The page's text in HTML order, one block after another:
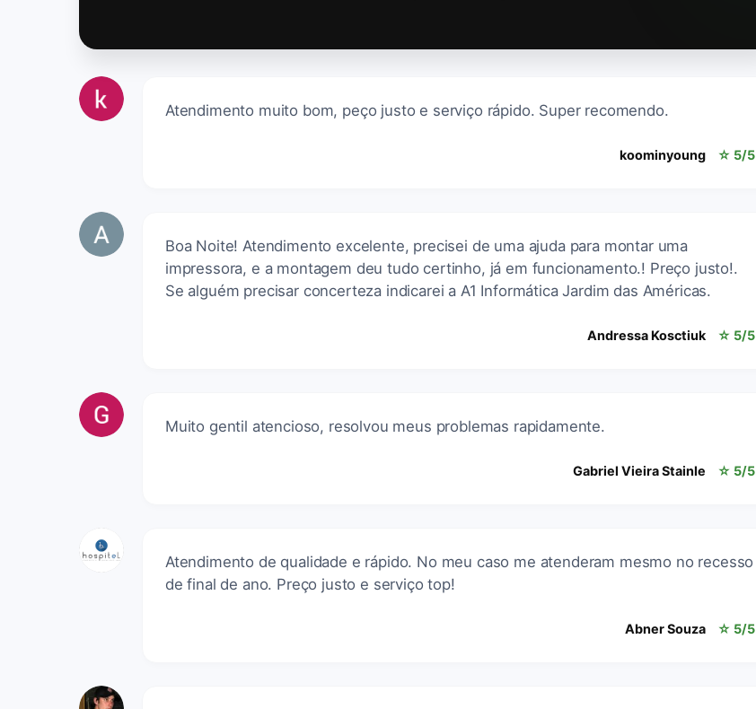
Atendimento muito bom, peço justo e serviço rápido. Super recomendo.
koominyoung ☆ 5/5
Boa Noite! Atendimento excelente, precisei de uma ajuda para montar uma
impressora, e a montagem deu tudo certinho, já em funcionamento.! Preço justo!.
Se alguém precisar concerteza indicarei a A1 Informática Jardim das Américas.
Andressa Kosctiuk ☆ 5/5
Muito gentil atencioso, resolvou meus problemas rapidamente.
Gabriel Vieira Stainle ☆ 5/5
Atendimento de qualidade e rápido. No meu caso me atenderam mesmo no recesso
de final de ano. Preço justo e serviço top!
Abner Souza ☆ 5/5